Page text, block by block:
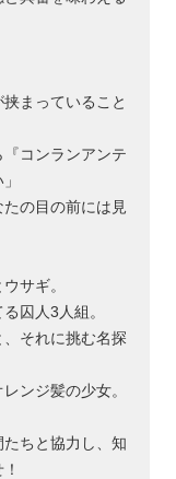
まっていること
『コンランアンテ
の目の前には見
サギ。
囚人3人組。
それに挑む名探
ンジ髪の少女。
ちと協力し、知